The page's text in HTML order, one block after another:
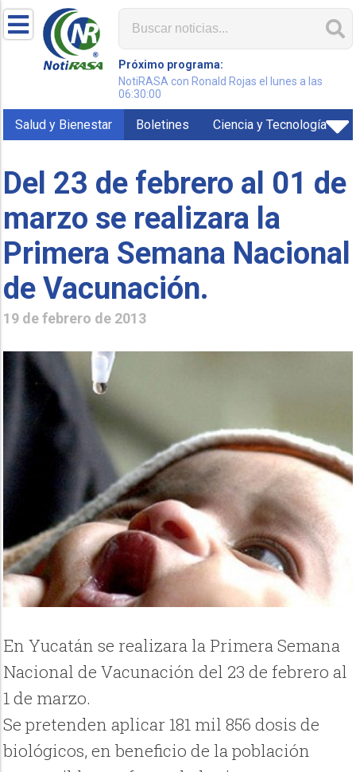
Próximo programa:
NotiRASA con Ronald Rojas el lunes a las
06:30:00
Salud y Bienestar Boletines Ciencia y Tecnología
Del 23 de febrero al 01 de
marzo se realizara la
Primera Semana Nacional
de Vacunación.
19 de febrero de 2013
En Yucatán se realizara la Primera Semana
Nacional de Vacunación del 23 de febrero al
1 de marzo.
Se pretenden aplicar 181 mil 856 dosis de
biológicos, en beneficio de la población